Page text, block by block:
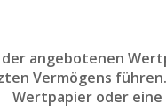
der angebotenen
Vermögens
Wertpapier oder